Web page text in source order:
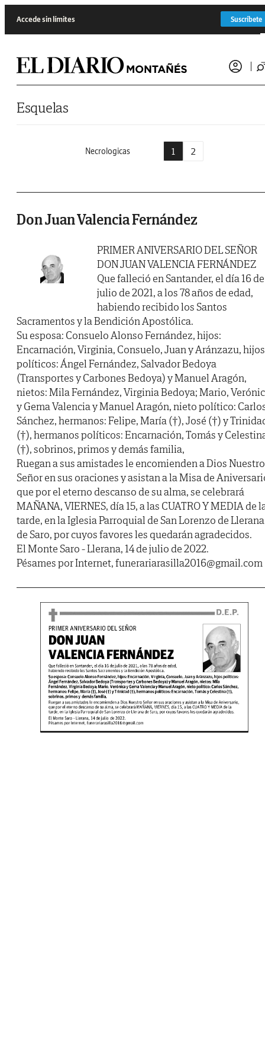
Accede sin límites Suscríbete
Esquelas
Necrologicas 1 2
Don Juan Valencia Fernández
PRIMER ANIVERSARIO DEL SEÑOR
DON JUAN VALENCIA FERNÁNDEZ
Que falleció en Santander, el día 16 de
julio de 2021, a los 78 años de edad,
habiendo recibido los Santos
Sacramentos y la Bendición Apostólica.
Su esposa: Consuelo Alonso Fernández, hijos:
Encarnación, Virginia, Consuelo, Juan y Aránzazu, hijos
políticos: Ángel Fernández, Salvador Bedoya
(Transportes y Carbones Bedoya) y Manuel Aragón,
nietos: Mila Fernández, Virginia Bedoya; Mario,
y Gema Valencia y Manuel Aragón, nieto político:
Sánchez, hermanos: Felipe, María (†), José (†) y
(†), hermanos políticos: Encarnación, Tomás y
(†), sobrinos, primos y demás familia,
Ruegan a sus amistades le encomienden a Dios Nuestro
Señor en sus oraciones y asistan a la Misa de
que por el eterno descanso de su alma, se celebrará
MAÑANA, VIERNES, día 15, a las CUATRO Y MEDIA de
tarde, en la Iglesia Parroquial de San Lorenzo de Llerana
de Saro, por cuyos favores les quedarán agradecidos.
El Monte Saro - Llerana, 14 de julio de 2022.
Pésames por Internet, funerariarasilla2016@gmail.com